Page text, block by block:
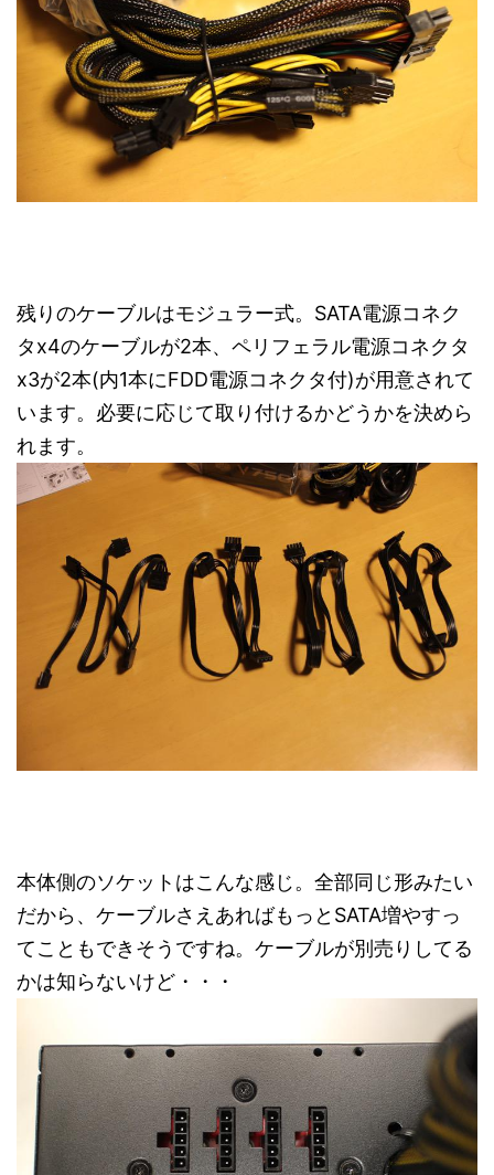
残りのケーブルはモジュラー式。SATA電源コネク
タx4のケーブルが2本、ペリフェラル電源コネクタ
x3が2本(内1本にFDD電源コネクタ付)が用意されて
います。必要に応じて取り付けるかどうかを決めら
れます。
本体側のソケットはこんな感じ。全部同じ形みたい
だから、ケーブルさえあればもっとSATA増やすっ
てこともできそうですね。ケーブルが別売りしてる
かは知らないけど・・・